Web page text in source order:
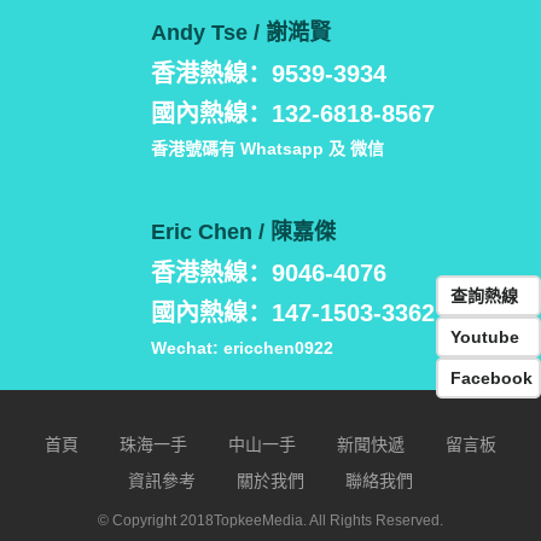
Andy Tse / 謝澔賢
香港熱線：9539-3934
國內熱線：132-6818-8567
香港號碼有 Whatsapp 及 微信
Eric Chen / 陳嘉傑
香港熱線：9046-4076
國內熱線：147-1503-3362
Wechat: ericchen0922
首頁 珠海一手 中山一手 新聞快遞
留言板
資訊參考
關於我們 聯絡我們
© Copyright 2018TopkeeMedia. All Rights Reserved.
查詢熱線
Youtube
Facebook